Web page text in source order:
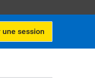
une session